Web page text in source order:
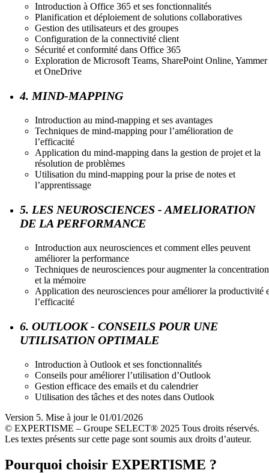
Introduction à Office 365 et ses fonctionnalités
Planification et déploiement de solutions collaboratives
Gestion des utilisateurs et des groupes
Configuration de la connectivité client
Sécurité et conformité dans Office 365
Exploration de Microsoft Teams, SharePoint Online, Yammer
et OneDrive
4. MIND-MAPPING
Introduction au mind-mapping et ses avantages
Techniques de mind-mapping pour l’amélioration de
l’efficacité
Application du mind-mapping dans la gestion de projet et la
résolution de problèmes
Utilisation du mind-mapping pour la prise de notes et
l’apprentissage
5. LES NEUROSCIENCES - AMELIORATION
DE LA PERFORMANCE
Introduction aux neurosciences et comment elles peuvent
améliorer la performance
Techniques de neurosciences pour augmenter la concentration
et la mémoire
Application des neurosciences pour améliorer la productivité
l’efficacité
6. OUTLOOK - CONSEILS POUR UNE
UTILISATION OPTIMALE
Introduction à Outlook et ses fonctionnalités
Conseils pour améliorer l’utilisation d’Outlook
Gestion efficace des emails et du calendrier
Utilisation des tâches et des notes dans Outlook
Version 5. Mise à jour le 01/01/2026
© EXPERTISME – Groupe SELECT® 2025 Tous droits réservés.
Les textes présents sur cette page sont soumis aux droits d’auteur.
Pourquoi choisir EXPERTISME ?